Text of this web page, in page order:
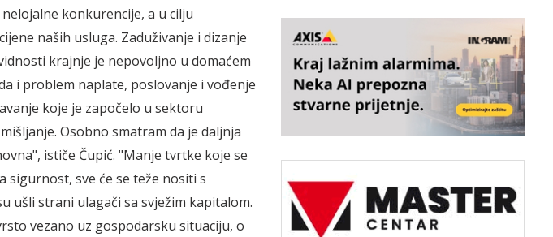
konkurencije, a u cilju
naših usluga. Zaduživanje i dizanje
krajnje je nepovoljno u domaćem
i problem naplate, poslovanje i vođenje
koje je započelo u sektoru
Osobno smatram da je daljnja
ističe Čupić. "Manje tvrtke koje se
sigurnost, sve će se teže nositi s
ušli strani ulagači sa svježim kapitalom.
vezano uz gospodarsku situaciju, o